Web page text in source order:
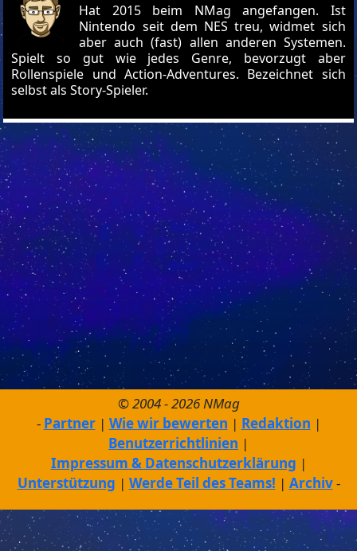
Hat 2015 beim NMag angefangen. Ist
Nintendo seit dem NES treu, widmet sich
aber auch (fast) allen anderen Systemen.
Spielt so gut wie jedes Genre, bevorzugt aber
Rollenspiele und Action-Adventures. Bezeichnet sich
selbst als Story-Spieler.
© 2004 - 2026 NMag
Partner
Wie wir bewerten
Redaktion
Benutzerrichtlinien
Impressum & Datenschutzerklärung
Unterstützung
Werde Teil des Teams! Archiv